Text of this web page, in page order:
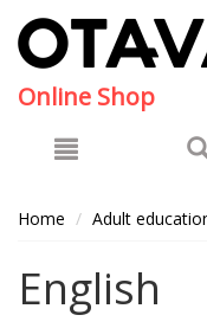
Online Shop
Home Adult
English